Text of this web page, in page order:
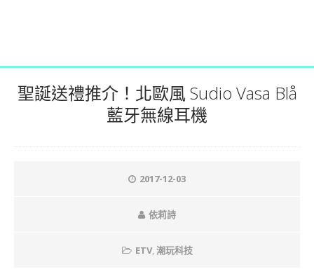
聖誕送禮推介！北歐風 Sudio Vasa Blå
藍牙無線耳機
2017-12-03
依莉詩
ETV,潮玩科技